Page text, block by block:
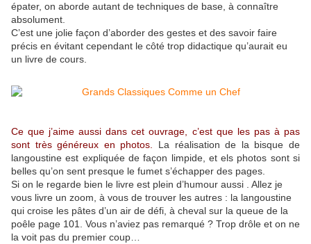
épater, on aborde autant de techniques de base, à connaître
absolument.
C’est une jolie façon d’aborder des gestes et des savoir faire
précis en évitant cependant le côté trop didactique qu’aurait eu
un livre de cours.
Ce que j’aime aussi dans cet ouvrage, c’est que les pas à pas
sont très généreux en photos.
La réalisation de la bisque de
langoustine est expliquée de façon limpide, et els photos sont si
belles qu’on sent presque le fumet s’échapper des pages.
Si on le regarde bien le livre est plein d’humour aussi . Allez je
vous livre un zoom, à vous de trouver les autres : la langoustine
qui croise les pâtes d’un air de défi, à cheval sur la queue de la
poêle page 101. Vous n’aviez pas remarqué ? Trop drôle et on ne
la voit pas du premier coup…